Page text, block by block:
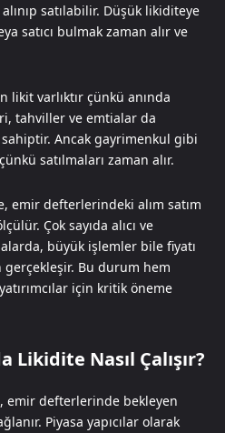
satılabilir. Düşük likiditeye
satıcı bulmak zaman alır ve
likit varlıktır çünkü anında
tahviller ve emtialar da
Ancak gayrimenkul gibi
satılmaları zaman alır.
emir defterlerindeki alım satım
Çok sayıda alıcı ve
büyük işlemler bile fiyatı
Bu durum hem
için kritik öneme
Likidite Nasıl Çalışır?
emir defterlerinde bekleyen
Piyasa yapıcılar olarak